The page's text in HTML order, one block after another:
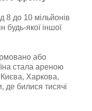
8 до 10 мільйонів
будь-якої іншої
або
стала ареною
Харкова,
де билися тисячі